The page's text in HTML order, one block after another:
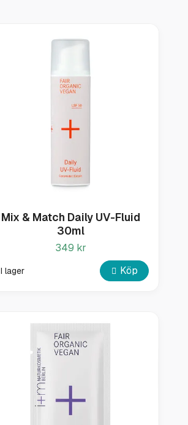
Mix & Match Daily UV-Fluid
30ml
349 kr
I lager Köp